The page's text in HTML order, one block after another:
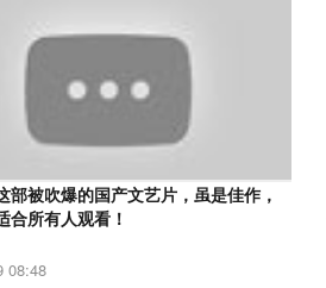
部被吹爆的国产文艺片，虽是佳作，
合所有人观看！
08:48